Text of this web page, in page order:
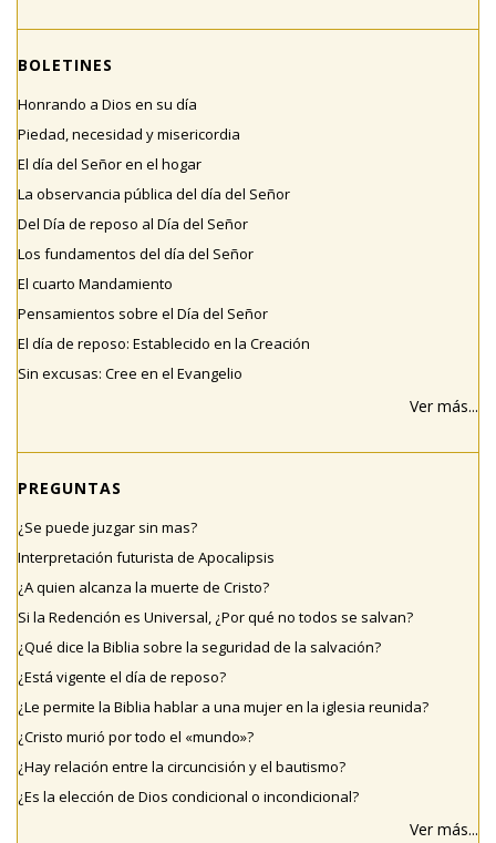
BOLETINES
Honrando a Dios en su día
Piedad, necesidad y misericordia
El día del Señor en el hogar
La observancia pública del día del Señor
Del Día de reposo al Día del Señor
Los fundamentos del día del Señor
El cuarto Mandamiento
Pensamientos sobre el Día del Señor
El día de reposo: Establecido en la Creación
Sin excusas: Cree en el Evangelio
Ver más...
PREGUNTAS
¿Se puede juzgar sin mas?
Interpretación futurista de Apocalipsis
¿A quien alcanza la muerte de Cristo?
Si la Redención es Universal, ¿Por qué no todos se salvan?
¿Qué dice la Biblia sobre la seguridad de la salvación?
¿Está vigente el día de reposo?
¿Le permite la Biblia hablar a una mujer en la iglesia reunida?
¿Cristo murió por todo el «mundo»?
¿Hay relación entre la circuncisión y el bautismo?
¿Es la elección de Dios condicional o incondicional?
Ver más...